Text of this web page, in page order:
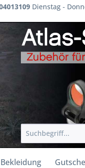
Dienstag -
Bekleidung